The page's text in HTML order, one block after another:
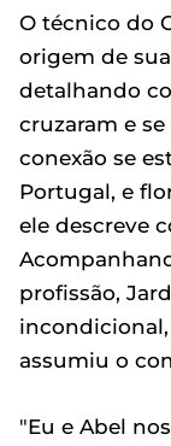
O técnico do
origem de
detalhando
cruzaram e
conexão se
Portugal, e
ele descreve
profissão,
assumiu o
"Eu e Abel